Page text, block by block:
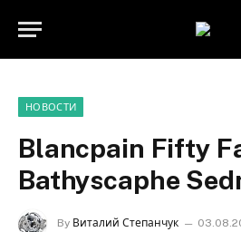
НОВОСТИ
Blancpain Fifty
Bathyscaphe
By Виталий Степанчук